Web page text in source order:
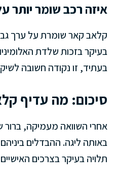
איזה רכב שומר יותר
קלאב קאר שומרת על ערך
בעיקר בזכות שלדת
בעתיד, זו נקודה חשובה
סיכום: מה עדיף
אחרי השוואה מעמיקה, ברור
באותה ליגה. ההבדלים
תלויה בעיקר בצרכים